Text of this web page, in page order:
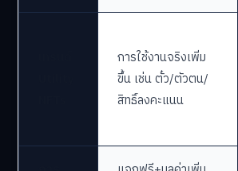
การใช้งานจริงเพิ่ม
ขึ้น เช่น ตั๋ว/ตัวตน/
สิทธิ์ลงคะแนน